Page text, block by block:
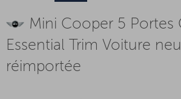
Mini Cooper 5 Portes
Essential Trim Voiture
réimportée